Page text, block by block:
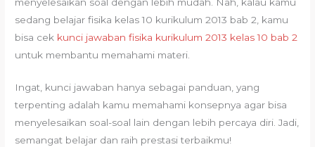
sedang belajar fisika kelas 10 kurikulum 2013 bab 2, kamu
bisa cek kunci jawaban fisika kurikulum 2013 kelas 10 bab 2
untuk membantu memahami materi.
Ingat, kunci jawaban hanya sebagai panduan, yang
terpenting adalah kamu memahami konsepnya agar bisa
menyelesaikan soal-soal lain dengan lebih percaya diri. Jadi,
semangat belajar dan raih prestasi terbaikmu!